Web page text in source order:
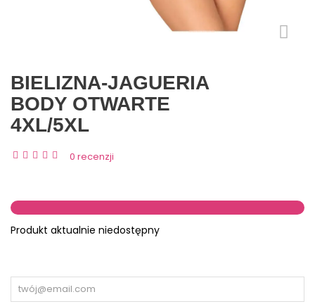
BIELIZNA-JAGUERIA
BODY OTWARTE
4XL/5XL
0 recenzji
Produkt aktualnie niedostępny